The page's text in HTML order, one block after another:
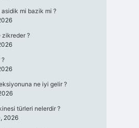
mi bazik mi ?
zikreder ?
ne iyi gelir ?
türleri nelerdir ?
2026